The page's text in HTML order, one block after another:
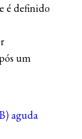
é definido
um
aguda